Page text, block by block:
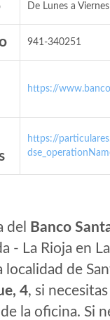
De Lunes a
941-340251
https://
https://
del Banco
- La Rioja en
localidad de
4, si
la oficina. Si